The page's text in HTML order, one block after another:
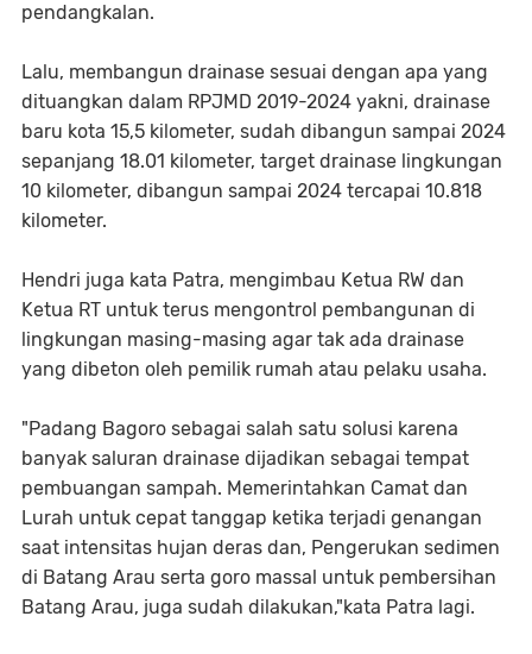
pendangkalan.
Lalu, ⁠membangun drainase sesuai dengan apa yang
dituangkan dalam RPJMD 2019-2024 yakni, drainase
baru kota 15,5 kilometer, sudah dibangun sampai 2024
sepanjang 18.01 kilometer, target drainase lingkungan
10 kilometer, dibangun sampai 2024 tercapai 10.818
kilometer.
Hendri juga kata Patra, ⁠mengimbau Ketua RW dan
Ketua RT untuk terus mengontrol pembangunan di
lingkungan masing-masing agar tak ada drainase
yang dibeton oleh pemilik rumah atau pelaku usaha.
"⁠Padang Bagoro sebagai salah satu solusi karena
banyak saluran drainase dijadikan sebagai tempat
pembuangan sampah. Memerintahkan Camat dan
Lurah untuk cepat tanggap ketika terjadi genangan
saat intensitas hujan deras dan, ⁠Pengerukan sedimen
di Batang Arau serta goro massal untuk pembersihan
Batang Arau, juga sudah dilakukan,"kata Patra lagi.